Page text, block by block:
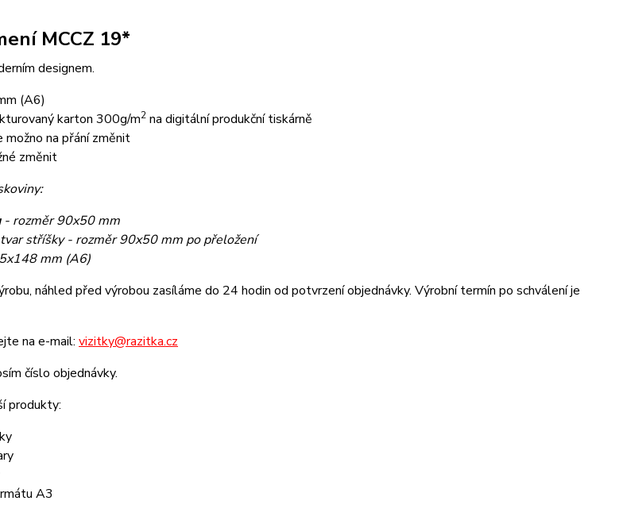
MCCZ 19*
designem.
(A6)
karton 300g/m2na digitální produkční tiskárně
na přání změnit
změnit
- rozměr 90x50 mm
stříšky - rozměr 90x50 mm po přeložení
mm (A6)
náhled před výrobou zasíláme do 24 hodin od potvrzení objednávky. Výrobní termín po schválení je
na e-mail: vizitky@razitka.cz
číslo objednávky.
produkty:
A3